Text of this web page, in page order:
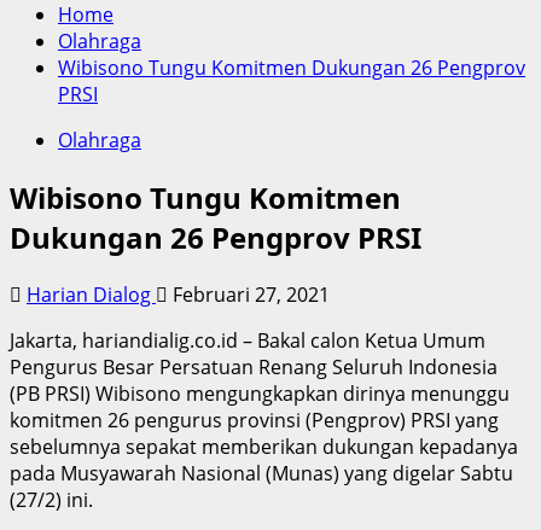
Home
Olahraga
Wibisono Tungu Komitmen Dukungan 26 Pengprov
PRSI
Olahraga
Wibisono Tungu Komitmen
Dukungan 26 Pengprov PRSI
Harian Dialog
Februari 27, 2021
Jakarta, hariandialig.co.id – Bakal calon Ketua Umum
Pengurus Besar Persatuan Renang Seluruh Indonesia
(PB PRSI) Wibisono mengungkapkan dirinya menunggu
komitmen 26 pengurus provinsi (Pengprov) PRSI yang
sebelumnya sepakat memberikan dukungan kepadanya
pada Musyawarah Nasional (Munas) yang digelar Sabtu
(27/2) ini.